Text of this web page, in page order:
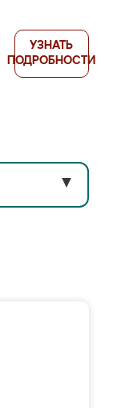
УЗНАТЬ
ПОДРОБНОСТИ
▼